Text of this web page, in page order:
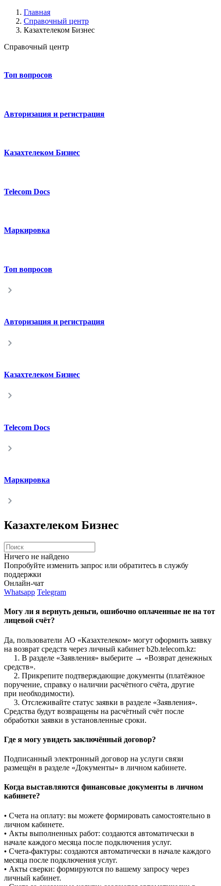
Главная
Справочный центр
Казахтелеком Бизнес
Справочный центр
Топ вопросов
Авторизация и регистрация
Казахтелеком Бизнес
Telecom Docs
Маркировка
Топ вопросов
Авторизация и регистрация
Казахтелеком Бизнес
Telecom Docs
Маркировка
Казахтелеком Бизнес
Ничего не найдено
Попробуйте изменить запрос или обратитесь в службу
поддержки
Онлайн-чат
Whatsapp Telegram
Могу ли я вернуть деньги, ошибочно оплаченные не на тот
лицевой счёт?
Да, пользователи АО «Казахтелеком» могут оформить заявку
на возврат средств через личный кабинет b2b.telecom.kz:
1. В разделе «Заявления» выберите → «Возврат денежных
средств».
2. Прикрепите подтверждающие документы (платёжное
поручение, справку о наличии расчётного счёта, другие
при необходимости).
3. Отслеживайте статус заявки в разделе «Заявления».
Средства будут возвращены на расчётный счёт после
обработки заявки в установленные сроки.
Где я могу увидеть заключённый договор?
Подписанный электронный договор на услуги связи
размещён в разделе «Документы» в личном кабинете.
Когда выставляются финансовые документы в личном
кабинете?
• Счета на оплату: вы можете формировать самостоятельно в
личном кабинете.
• Акты выполненных работ: создаются автоматически в
начале каждого месяца после подключения услуг.
• Счета-фактуры: создаются автоматически в начале каждого
месяца после подключения услуг.
• Акты сверки: формируются по вашему запросу через
личный кабинет.